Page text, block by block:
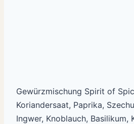
Gewürzmischung Spirit of
Koriandersaat, Paprika,
Ingwer, Knoblauch, Basilikum,